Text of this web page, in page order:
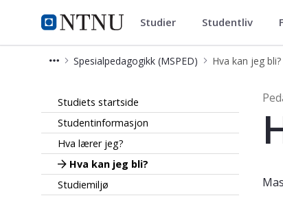
NTNU Hjemmeside
Spesialpedagogikk (MSPED)
Studier Studentliv
Spesialpedagogikk (MSPED) Hva kan jeg bli?
Studiets startside
Studentinformasjon
Hva lærer jeg?
Hva kan jeg bli?
Studiemiljø